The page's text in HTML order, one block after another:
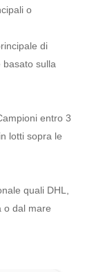
o
di
basato sulla
entro 3
lotti sopra le
quali DHL,
o dal mare